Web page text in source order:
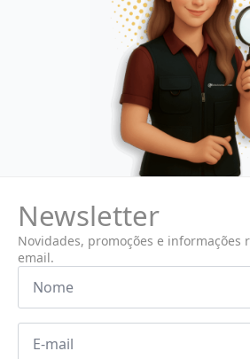
Newsletter
Novidades, promoções e informações
email.
Nome
Email